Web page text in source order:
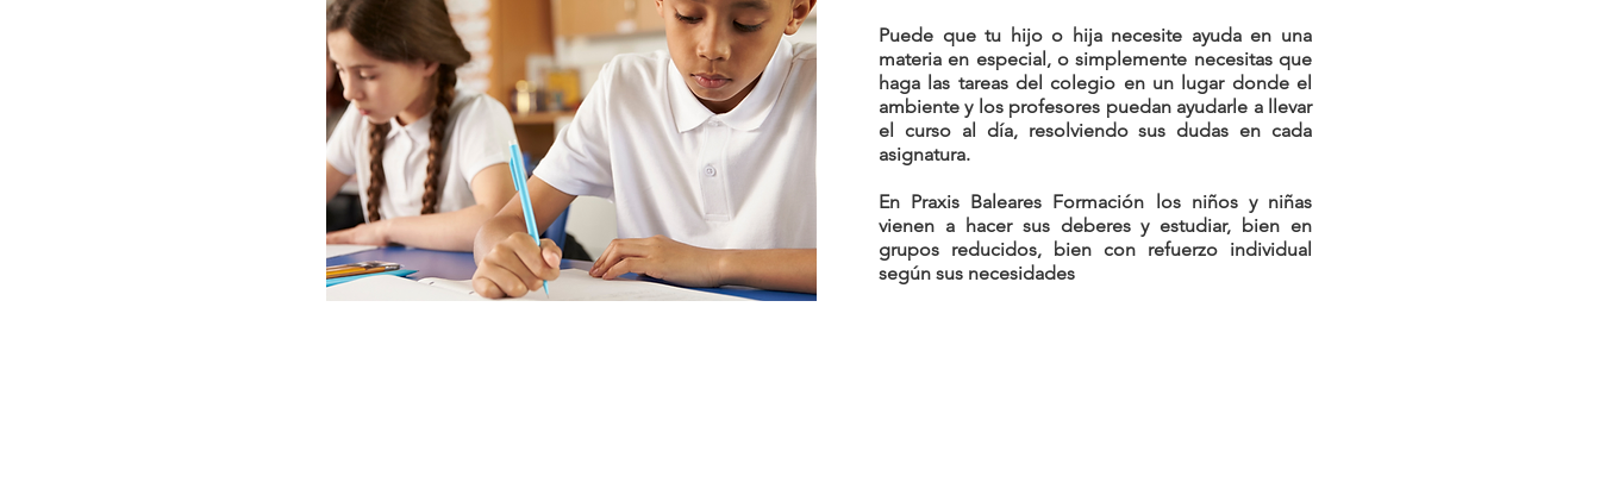
Puede que tu hijo o hija necesite ayuda en una
materia en especial, o simplemente necesitas que
haga las tareas del colegio en un lugar donde el
ambiente y los profesores puedan ayudarle a llevar
el curso al día, resolviendo sus dudas en cada
asignatura.
En Praxis Baleares Formación los niños y niñas
vienen a hacer sus deberes y estudiar, bien en
grupos reducidos, bien con refuerzo individual
según sus necesidades